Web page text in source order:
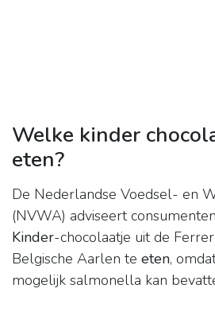
Welke kinder
eten?
De Nederlandse Voedsel- en
(NVWA) adviseert
Kinder-chocolaatje uit de
Belgische Aarlen te eten,
mogelijk salmonella kan